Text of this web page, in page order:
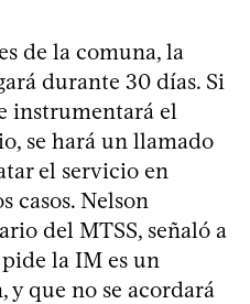
de la comuna, la
durante 30 días. Si
instrumentará el
se hará un llamado
el servicio en
casos. Nelson
del MTSS, señaló a
la IM es un
y que no se acordará